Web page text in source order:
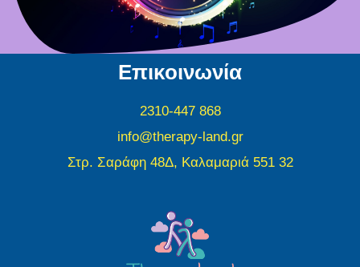
Επικοινωνία
2310-447 868
info@therapy-land.gr
Στρ. Σαράφη 48Δ, Καλαμαριά 551 32